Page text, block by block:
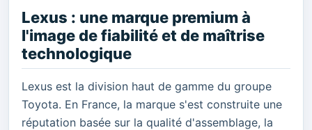
Lexus : une marque premium à
l'image de fiabilité et de maîtrise
technologique
Lexus est la division haut de gamme du groupe
Toyota. En France, la marque s'est construite une
réputation basée sur la qualité d'assemblage, la